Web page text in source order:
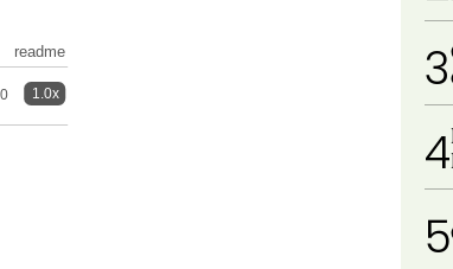
readme
1.0x 3
4
5